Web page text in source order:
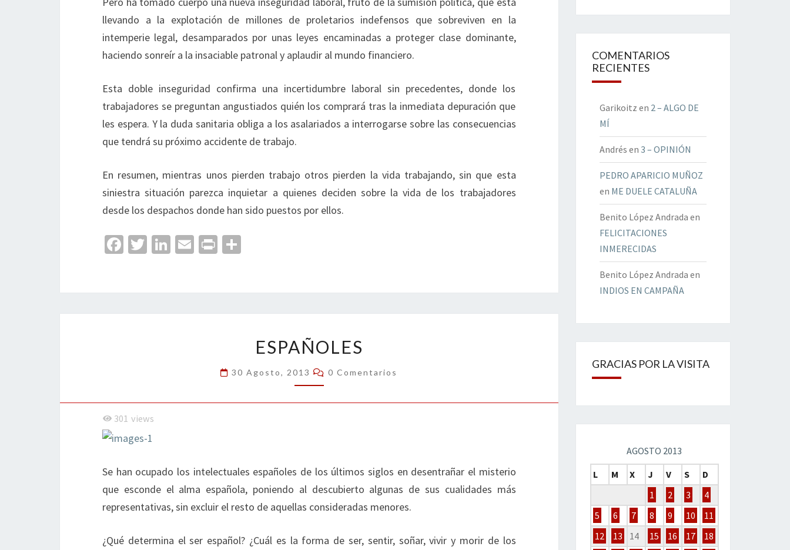
llevando a la explotación de millones de proletarios indefensos que sobreviven en la
intemperie legal, desamparados por unas leyes encaminadas a proteger clase dominante,
haciendo sonreír a la insaciable patronal y aplaudir al mundo financiero.
Esta doble inseguridad confirma una incertidumbre laboral sin precedentes, donde los
trabajadores se preguntan angustiados quién los comprará tras la inmediata depuración que
les espera. Y la duda sanitaria obliga a los asalariados a interrogarse sobre las consecuencias
que tendrá su próximo accidente de trabajo.
En resumen, mientras unos pierden trabajo otros pierden la vida trabajando, sin que esta
siniestra situación parezca inquietar a quienes deciden sobre la vida de los trabajadores
desde los despachos donde han sido puestos por ellos.
Fa
o
T
Li
n
E
Pr
ar
tirESPAÑOLES
30 Agosto, 2013 Comentarios
0 Comentarios
301 views
Se han ocupado los intelectuales españoles de los últimos siglos en desentrañar el misterio
que esconde el alma española, poniendo al descubierto algunas de sus cualidades más
representativas, sin excluir el resto de aquellas consideradas menores.
¿Qué determina el ser español? ¿Cuál es la forma de ser, sentir, soñar, vivir y morir de los
COMENTARIOS
RECIENTES
Garikoitz en 2 – ALGO DE
MÍ
Andrés en 3 – OPINIÓN
PEDRO APARICIO MUÑOZ
en ME DUELE CATALUÑA
Benito López Andrada en
FELICITACIONES
INMERECIDAS
Benito López Andrada en
INDIOS EN CAMPAÑA
GRACIAS POR LA VISITA
AGOSTO 2013
L
M X J V S
D
1
2 3
4
5
6 7 8 9 10
11
12
13 14 15 16 17
18